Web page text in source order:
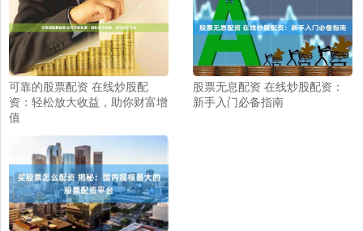
可靠的股票配资 在线炒股配
资：轻松放大收益，助你财富增
值
股票无息配资 在线炒股配资：
新手入门必备指南